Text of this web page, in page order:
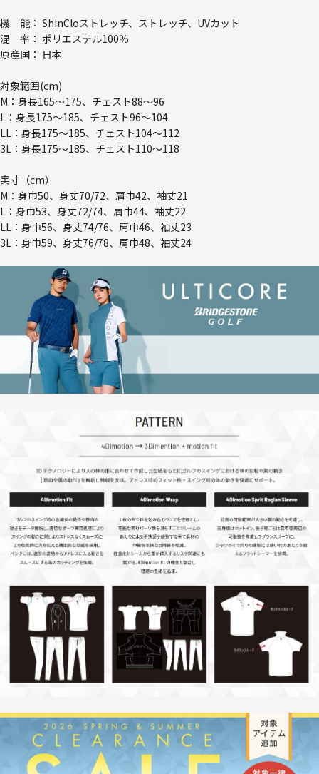
機 能： ShinCloストレッチ、ストレッチ、UVカット
混 率： ポリエステル100％
原産国： 日本
対象範囲(cm)
M：身長165～175、チェスト88～96
L：身長175～185、チェスト96～104
LL：身長175～185、チェスト104～112
3L：身長175～185、チェスト110～118
実寸（cm）
M：身巾50、身丈70/72、肩巾42、袖丈21
L：身巾53、身丈72/74、肩巾44、袖丈22
LL：身巾56、身丈74/76、肩巾46、袖丈23
3L：身巾59、身丈76/78、肩巾48、袖丈24